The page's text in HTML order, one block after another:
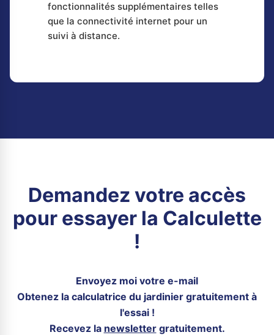
fonctionnalités supplémentaires telles
que la connectivité internet pour un
suivi à distance.
Demandez votre accès
pour essayer la Calculette
!
Envoyez moi votre e-mail
Obtenez la calculatrice du jardinier gratuitement à
l'essai !
Recevez la newslettergratuitement.